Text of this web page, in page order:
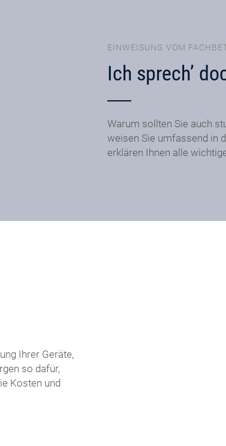
EINWEISUNG VOM
Ich sprech’
Warum sollten Sie auch
weisen Sie umfassend in
erklären Ihnen alle
Ihrer Geräte,
so dafür,
Kosten und